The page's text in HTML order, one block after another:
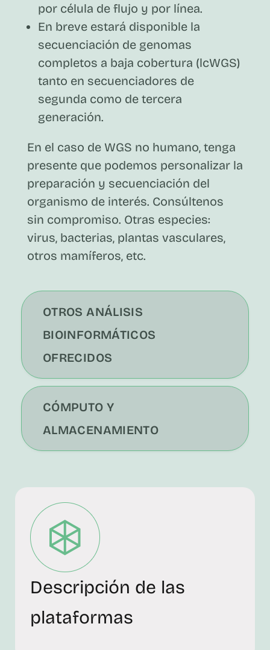
OTROS ANÁLISIS
BIOINFORMÁTICOS
OFRECIDOS
CÓMPUTO Y
ALMACENAMIENTO
por célula de flujo y por línea.
En breve estará disponible la
secuenciación de genomas
completos a baja cobertura (lcWGS)
tanto en secuenciadores de
segunda como de tercera
generación.
En el caso de WGS no humano, tenga
presente que podemos personalizar la
preparación y secuenciación del
organismo de interés. Consúltenos
sin compromiso. Otras especies:
virus, bacterias, plantas vasculares,
otros mamíferos, etc.
Descripción de las
plataformas